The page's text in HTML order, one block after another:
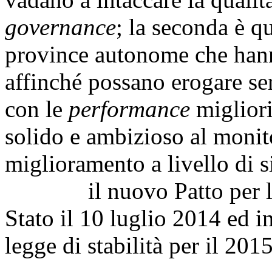
governance; la seconda è
province autonome che
affinché possano erogare
con le performance
solido e ambizioso al
miglioramento a livello di
il nuovo Patto per la
Stato il 10 luglio 2014 ed
legge di stabilità per il